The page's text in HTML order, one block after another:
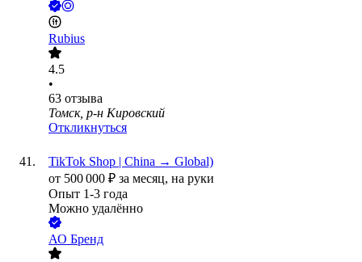
Rubius
4.5
•
63 отзыва
Томск, р-н Кировский
Откликнуться
TikTok Shop | China → Global)
от 500 000 ₽ за месяц, на руки
Опыт 1-3 года
Можно удалённо
АО Бренд